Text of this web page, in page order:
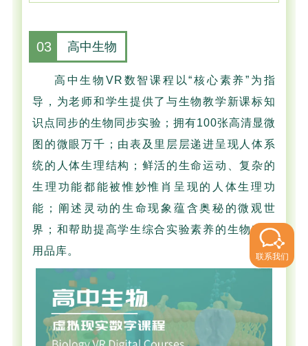
03 高中生物
高中生物VR数智课程以“核心素养”为指
导，为老师和学生提供了与生物教学新课标知
识点同步的生物同步实验；拥有100张高清显微
图的微眼万千；由表及里层层递进呈现人体系
统的人体生理结构；鲜活的生命运动、复杂的
生理功能都能被惟妙惟肖呈现的人体生理功
能；阐述灵动的生命现象蕴含奥秘的微观世
界；和帮助提高学生综合实验素养的生物实验
用品库。
联系我们